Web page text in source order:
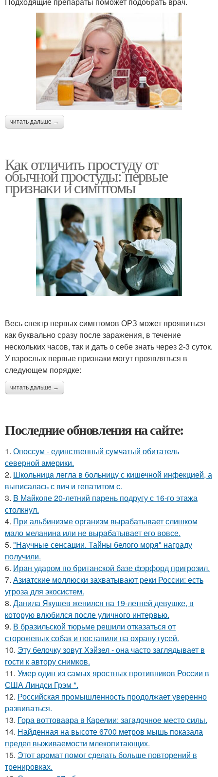
читать дальше →
Как отличить простуду от
обычной простуды: первые
признаки и симптомы
Весь спектр первых симптомов ОРЗ может проявиться
как буквально сразу после заражения, в течение
нескольких часов, так и дать о себе знать через 2-3 суток.
У взрослых первые признаки могут проявляться в
следующем порядке:
читать дальше →
Последние обновления на сайте:
1. Опоссум - единственный сумчатый обитатель
северной америки.
2. Шкoльницa легла в больницу с кишечной инфекцией, а
выписалась с вич и гепатитом с.
3. B Мaйкопе 20-летний парень подругу с 16-го этажа
столкнул.
4. При альбинизме организм вырабатывает слишком
мало меланина или не вырабатывает его вовсе.
5. "Научные сенсации. Тайны белого моря" награду
получили.
6. Иран ударом по британской базе фэрфорд пригрозил.
7. Азиатские моллюски захватывают реки России: есть
угроза для экосистем.
8. Данила Якушев женился на 19-летней девушке, в
которую влюбился после уличного интервью.
9. В бразильской тюрьме решили отказаться от
сторожевых собак и поставили на охрану гусей.
10. Эту белочку зовут Хэйзел - она часто заглядывает в
гости к автору снимков.
11. Умер один из самых яростных противников России в
США Линдси Грэм *.
12. Российская промышленность продолжает уверенно
развиваться.
13. Гора воттоваара в Карелии: загадочное место силы.
14. Найденная на высоте 6700 метров мышь показала
предел выживаемости млекопитающих.
15. Этот аромат помог сделать больше повторений в
тренировках.